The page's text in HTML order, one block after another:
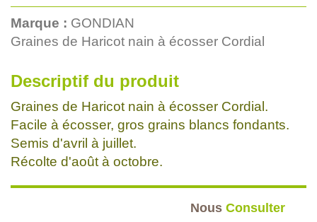
Marque : GONDIAN
Graines de Haricot nain à écosser Cordial
Descriptif du produit
Graines de Haricot nain à écosser Cordial.
Facile à écosser, gros grains blancs fondants.
Semis d'avril à juillet.
Récolte d'août à octobre.
Nous Consulter